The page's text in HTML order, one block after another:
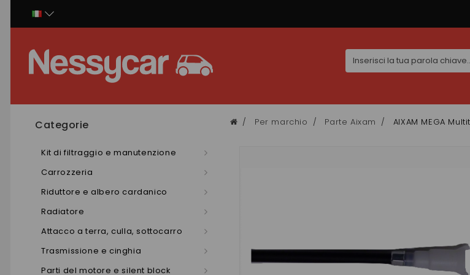
Categorie
Kit di filtraggio e manutenzione
Carrozzeria
Riduttore e albero cardanico
Radiatore
Attacco a terra, culla, sottocarro
Trasmissione e cinghia
Parti del motore e silent block
Per marchio Parte Aixam AIXAM MEGA